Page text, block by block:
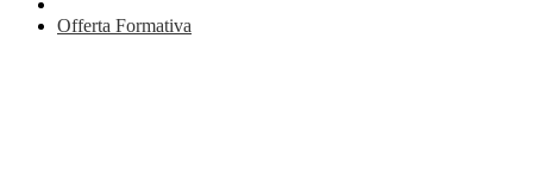
Offerta Formativa